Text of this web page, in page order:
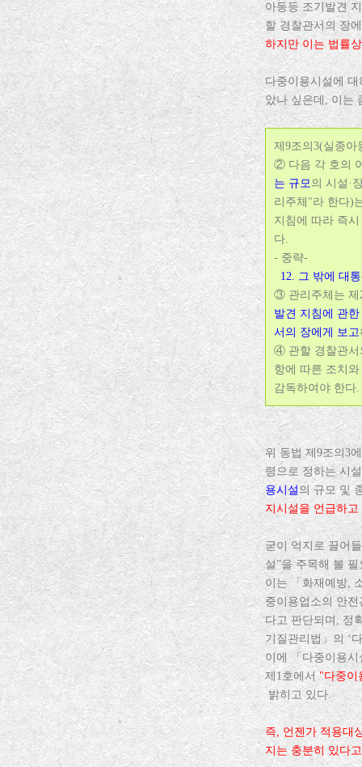
아동등 조기발견
할 경찰관서의 장
하지만 이는 법률
다중이용시설에
았나 싶은데, 이는
제9조의3(실종아
② 다음 각 호의
는 규모의 시설·
리주체"라 한다)
지침에 따라 즉
다.
- 중략-
12. 그 밖에 대
③ 관리주체는 제
발견 지침에 관
서의 장에게 보고
④ 관할 경찰관서
항에 따른 조치
감독하여야 한다.
위 동법 제9조의3
령으로 정하는 시
용시설의 규모 및
지시설을 언급하
굳이 억지로 끌어
설”을 주목해 볼
이는 「화재예방,
중이용업소의 안
다고 판단되며, 정
기질관리법」의 ‘
이에 「다중이용
제1호에서"다중이
밝히고 있다.
즉, 언젠가 적용대
지는 충분히 있다